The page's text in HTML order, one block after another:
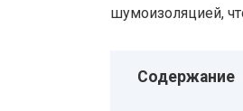
шумоизоляцией,
Содержание